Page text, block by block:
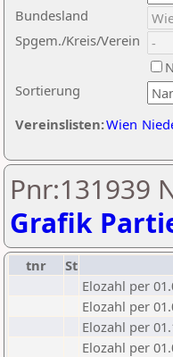
Sortierung
Bundesland
Spgem./Kreis/Verein
Vereinslisten:Wien
Pnr:131939
Grafik
tnr St
Elozahl per
Elozahl per
Elozahl per
Elozahl per